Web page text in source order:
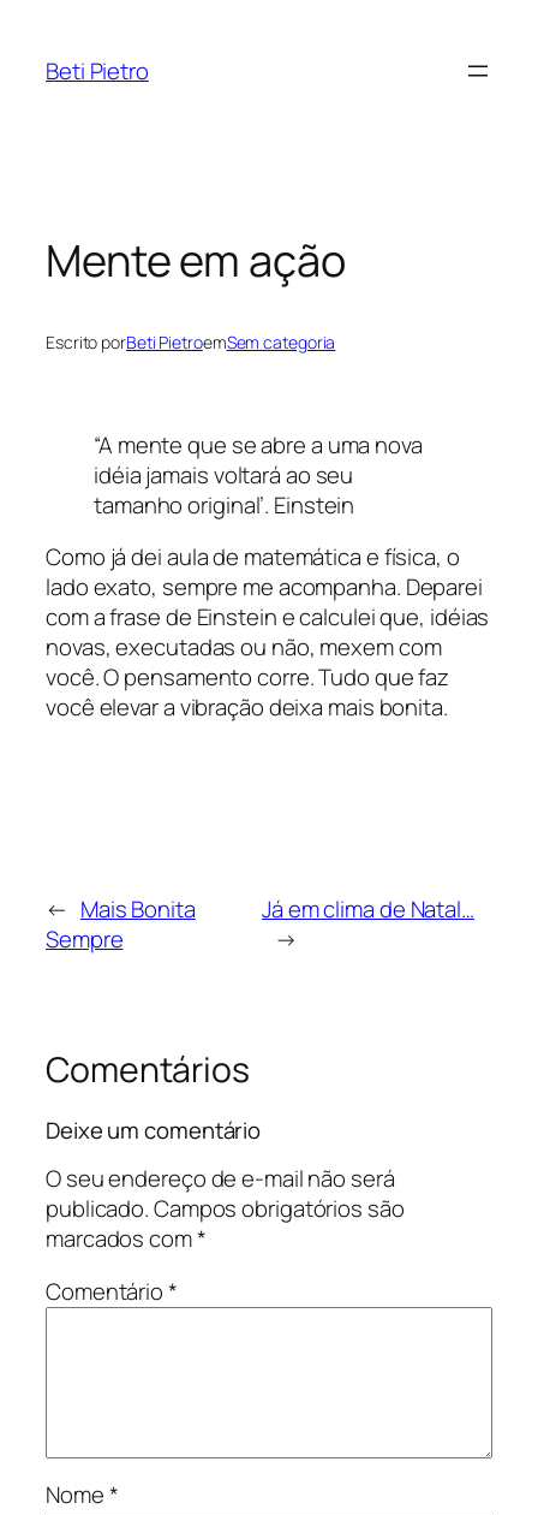
Beti Pietro
Mente em ação
Escrito porBeti PietroemSem categoria
“A mente que se abre a uma nova
idéia jamais voltará ao seu
tamanho original’. Einstein
Como já dei aula de matemática e física, o
lado exato, sempre me acompanha. Deparei
com a frase de Einstein e calculei que, idéias
novas, executadas ou não, mexem com
você. O pensamento corre. Tudo que faz
você elevar a vibração deixa mais bonita.
← Mais Bonita
Sempre
Já em clima de Natal…
→
Comentários
Deixe um comentário
O seu endereço de e-mail não será
publicado.Campos obrigatórios são
marcados com*
Comentário*
Nome*